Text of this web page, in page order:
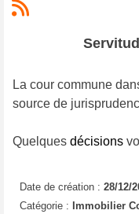
La cour commune
source de
Quelques décisions
Date de création : 28/12/
Catégorie :
Immobilier